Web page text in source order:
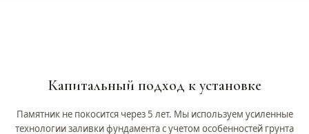
Капитальный подход к установке
Памятник не покосится через 5 лет. Мы используем усиленные
технологии заливки фундамента с учетом особенностей грунта